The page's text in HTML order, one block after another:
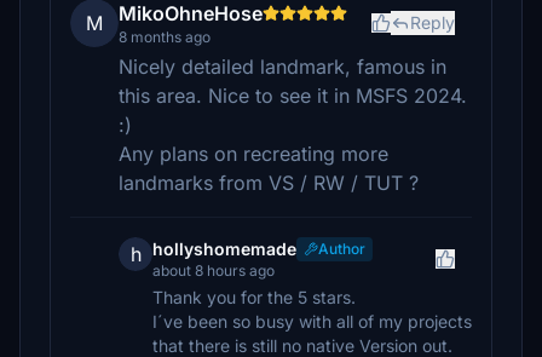
M MikoOhneHose
8 months ago
Reply
Nicely detailed landmark, famous in
this area. Nice to see it in MSFS 2024.
:)
Any plans on recreating more
landmarks from VS / RW / TUT ?
h hollyshomemade
Author
about 8 hours ago
Thank you for the 5 stars.
I´ve been so busy with all of my projects
that there is still no native Version out.